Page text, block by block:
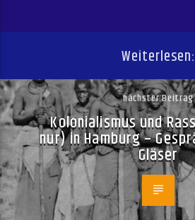
Weiterlesen:
nächster Beitrag
Kolonialismus und
nur) in Hamburg –
Gläser